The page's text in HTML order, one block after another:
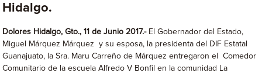
Hidalgo.
Dolores Hidalgo, Gto., 11 de Junio 2017.- El Gobernador del Estado,
Miguel Márquez Márquez y su esposa, la presidenta del DIF Estatal
Guanajuato, la Sra. Maru Carreño de Márquez entregaron el Comedor
Comunitario de la escuela Alfredo V Bonfil en la comunidad La